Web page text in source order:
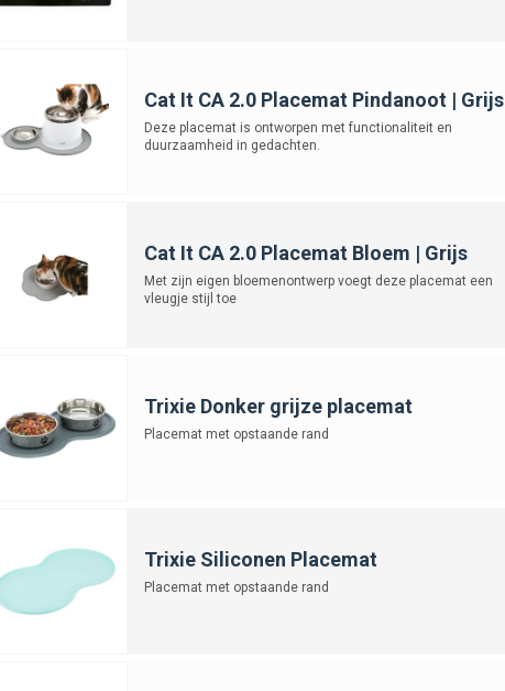
Cat It CA 2.0 Placemat Pindanoot | Grijs
Deze placemat is ontworpen met functionaliteit en
duurzaamheid in gedachten.
Cat It CA 2.0 Placemat Bloem | Grijs
Met zijn eigen bloemenontwerp voegt deze placemat een
vleugje stijl toe
Trixie Donker grijze placemat
Placemat met opstaande rand
Trixie Siliconen Placemat
Placemat met opstaande rand